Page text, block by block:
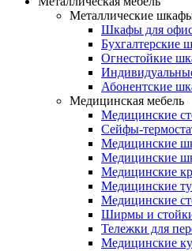
Металлические
Шкафы для
Бухгалтерские
Огнестойкие
Абонентские
Медицинская мебель
Медицинские
Сейфы-
Медицинские
Медицинские
Медицинские
Медицинские
Медицинские
Ширмы и
Тележки для
Медицинские